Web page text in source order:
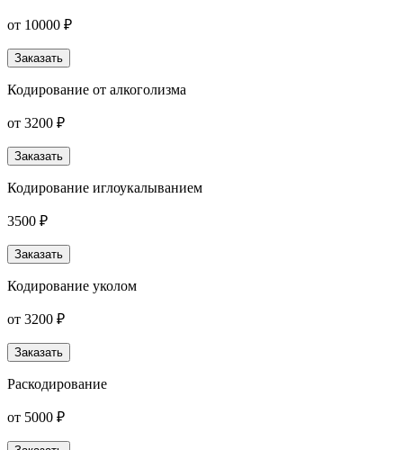
от 10000 ₽
Заказать
Кодирование от алкоголизма
от 3200 ₽
Заказать
Кодирование иглоукалыванием
3500 ₽
Заказать
Кодирование уколом
от 3200 ₽
Заказать
Раскодирование
от 5000 ₽